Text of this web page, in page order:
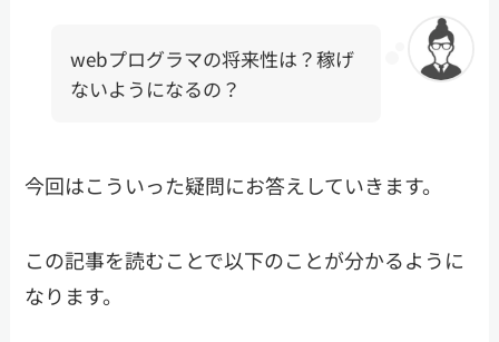
webプログラマの将来性は？稼げ
ないようになるの？
今回はこういった疑問にお答えしていきます。
この記事を読むことで以下のことが分かるように
なります。